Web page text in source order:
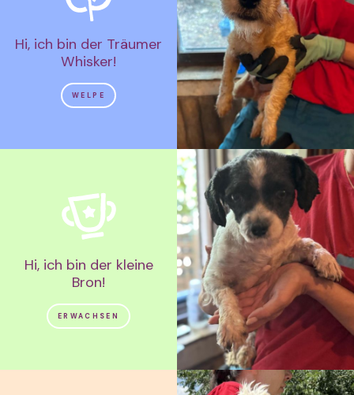
Hi, ich bin der Träumer
Whisker!
WELPE
Hi, ich bin der kleine
Bron!
ERWACHSEN